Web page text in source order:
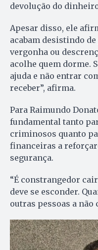
devolução do
Apesar disso, ele
acabam desistindo
vergonha ou
acolhe quem dorme.
ajuda e não entrar
receber”, afirma.
Para Raimundo
fundamental tanto
criminosos quanto
financeiras a
segurança.
“É constrangedor
deve se esconder.
outras pessoas a não